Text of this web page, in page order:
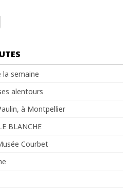
la semaine
alentours
à Montpellier
BLANCHE
Courbet